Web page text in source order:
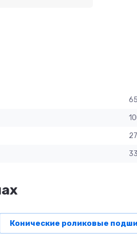
Конические роликовые